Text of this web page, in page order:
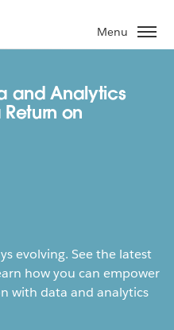
Menu
and Analytics
on
evolving. See the latest
how you can empower
with data and analytics